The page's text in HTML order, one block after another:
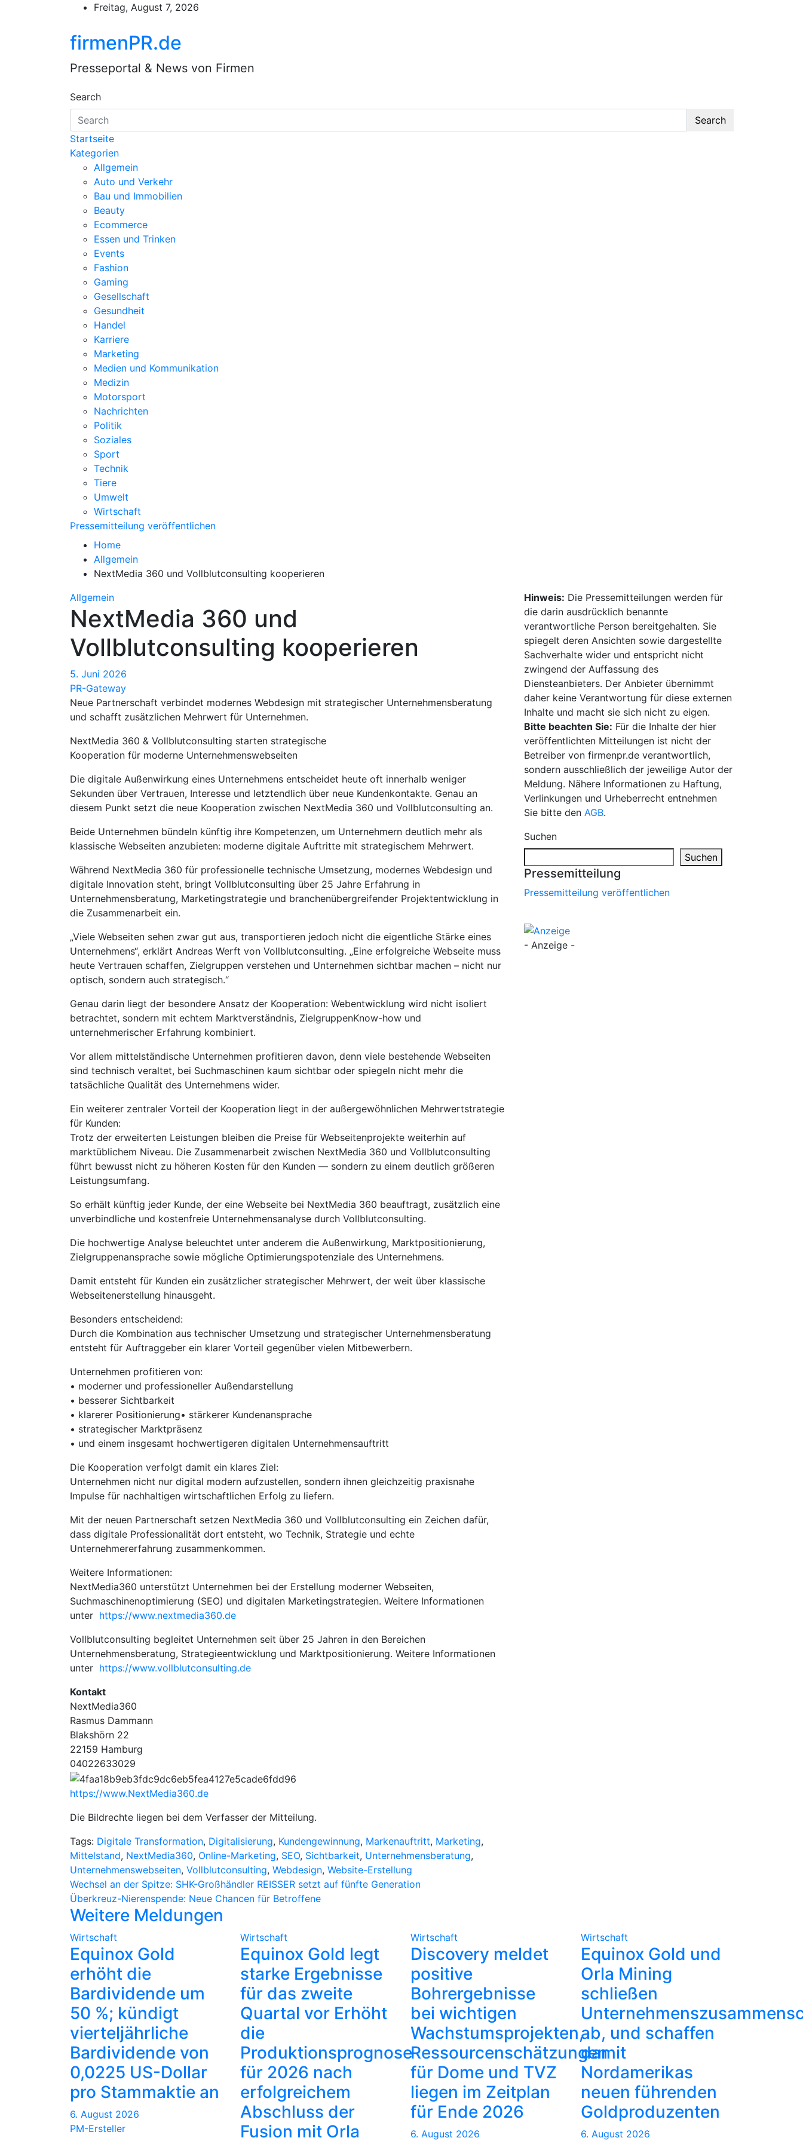
Freitag, August 7, 2026
firmenPR.de
Presseportal & News von Firmen
Search
Search
Startseite
Kategorien
Allgemein
Auto und Verkehr
Bau und Immobilien
Beauty
Ecommerce
Essen und Trinken
Events
Fashion
Gaming
Gesellschaft
Gesundheit
Handel
Karriere
Marketing
Medien und Kommunikation
Medizin
Motorsport
Nachrichten
Politik
Soziales
Sport
Technik
Tiere
Umwelt
Wirtschaft
Pressemitteilung veröffentlichen
Home
Allgemein
NextMedia 360 und Vollblutconsulting kooperieren
Allgemein
NextMedia 360 und
Vollblutconsulting kooperieren
5. Juni 2026
PR-Gateway
Neue Partnerschaft verbindet modernes Webdesign mit strategischer Unternehmensberatung
und schafft zusätzlichen Mehrwert für Unternehmen.
NextMedia 360 & Vollblutconsulting starten strategische
Kooperation für moderne Unternehmenswebseiten
Die digitale Außenwirkung eines Unternehmens entscheidet heute oft innerhalb weniger
Sekunden über Vertrauen, Interesse und letztendlich über neue Kundenkontakte. Genau an
diesem Punkt setzt die neue Kooperation zwischen NextMedia 360 und Vollblutconsulting an.
Beide Unternehmen bündeln künftig ihre Kompetenzen, um Unternehmern deutlich mehr als
klassische Webseiten anzubieten: moderne digitale Auftritte mit strategischem Mehrwert.
Während NextMedia 360 für professionelle technische Umsetzung, modernes Webdesign und
digitale Innovation steht, bringt Vollblutconsulting über 25 Jahre Erfahrung in
Unternehmensberatung, Marketingstrategie und branchenübergreifender Projektentwicklung in
die Zusammenarbeit ein.
„Viele Webseiten sehen zwar gut aus, transportieren jedoch nicht die eigentliche Stärke eines
Unternehmens“, erklärt Andreas Werft von Vollblutconsulting. „Eine erfolgreiche Webseite muss
heute Vertrauen schaffen, Zielgruppen verstehen und Unternehmen sichtbar machen – nicht nur
optisch, sondern auch strategisch.“
Genau darin liegt der besondere Ansatz der Kooperation: Webentwicklung wird nicht isoliert
betrachtet, sondern mit echtem Marktverständnis, ZielgruppenKnow-how und
unternehmerischer Erfahrung kombiniert.
Vor allem mittelständische Unternehmen profitieren davon, denn viele bestehende Webseiten
sind technisch veraltet, bei Suchmaschinen kaum sichtbar oder spiegeln nicht mehr die
tatsächliche Qualität des Unternehmens wider.
Ein weiterer zentraler Vorteil der Kooperation liegt in der außergewöhnlichen Mehrwertstrategie
für Kunden:
Trotz der erweiterten Leistungen bleiben die Preise für Webseitenprojekte weiterhin auf
marktüblichem Niveau. Die Zusammenarbeit zwischen NextMedia 360 und Vollblutconsulting
führt bewusst nicht zu höheren Kosten für den Kunden — sondern zu einem deutlich größeren
Leistungsumfang.
So erhält künftig jeder Kunde, der eine Webseite bei NextMedia 360 beauftragt, zusätzlich eine
unverbindliche und kostenfreie Unternehmensanalyse durch Vollblutconsulting.
Die hochwertige Analyse beleuchtet unter anderem die Außenwirkung, Marktpositionierung,
Zielgruppenansprache sowie mögliche Optimierungspotenziale des Unternehmens.
Damit entsteht für Kunden ein zusätzlicher strategischer Mehrwert, der weit über klassische
Webseitenerstellung hinausgeht.
Besonders entscheidend:
Durch die Kombination aus technischer Umsetzung und strategischer Unternehmensberatung
entsteht für Auftraggeber ein klarer Vorteil gegenüber vielen Mitbewerbern.
Unternehmen profitieren von:
• moderner und professioneller Außendarstellung
• besserer Sichtbarkeit
• klarerer Positionierung• stärkerer Kundenansprache
• strategischer Marktpräsenz
• und einem insgesamt hochwertigeren digitalen Unternehmensauftritt
Die Kooperation verfolgt damit ein klares Ziel:
Unternehmen nicht nur digital modern aufzustellen, sondern ihnen gleichzeitig praxisnahe
Impulse für nachhaltigen wirtschaftlichen Erfolg zu liefern.
Mit der neuen Partnerschaft setzen NextMedia 360 und Vollblutconsulting ein Zeichen dafür,
dass digitale Professionalität dort entsteht, wo Technik, Strategie und echte
Unternehmererfahrung zusammenkommen.
Weitere Informationen:
NextMedia360 unterstützt Unternehmen bei der Erstellung moderner Webseiten,
Suchmaschinenoptimierung (SEO) und digitalen Marketingstrategien. Weitere Informationen
unter https://www.nextmedia360.de
Vollblutconsulting begleitet Unternehmen seit über 25 Jahren in den Bereichen
Unternehmensberatung, Strategieentwicklung und Marktpositionierung. Weitere Informationen
unter https://www.vollblutconsulting.de
Kontakt
NextMedia360
Rasmus Dammann
Blakshörn 22
22159 Hamburg
04022633029
https://www.NextMedia360.de
Die Bildrechte liegen bei dem Verfasser der Mitteilung.
Tags: Digitale Transformation, Digitalisierung, Kundengewinnung, Markenauftritt, Marketing,
Mittelstand, NextMedia360, Online-Marketing, SEO, Sichtbarkeit, Unternehmensberatung,
Unternehmenswebseiten, Vollblutconsulting, Webdesign, Website-Erstellung
Beitragsnavigation
Wechsel an der Spitze: SHK-Großhändler REISSER setzt auf fünfte Generation
Überkreuz-Nierenspende: Neue Chancen für Betroffene
Hinweis: Die Pressemitteilungen werden für
die darin ausdrücklich benannte
verantwortliche Person bereitgehalten. Sie
spiegelt deren Ansichten sowie dargestellte
Sachverhalte wider und entspricht nicht
zwingend der Auffassung des
Diensteanbieters. Der Anbieter übernimmt
daher keine Verantwortung für diese externen
Inhalte und macht sie sich nicht zu eigen.
Bitte beachten Sie: Für die Inhalte der hier
veröffentlichten Mitteilungen ist nicht der
Betreiber von firmenpr.de verantwortlich,
sondern ausschließlich der jeweilige Autor der
Meldung. Nähere Informationen zu Haftung,
Verlinkungen und Urheberrecht entnehmen
Sie bitte den AGB.
Suchen
Suchen
Pressemitteilung
Pressemitteilung veröffentlichen
- Anzeige -
Weitere Meldungen
Wirtschaft
Equinox Gold
erhöht die
Bardividende um
50 %; kündigt
vierteljährliche
Bardividende von
0,0225 US-Dollar
pro Stammaktie an
6. August 2026
PM-Ersteller
Wirtschaft
Equinox Gold legt
starke Ergebnisse
für das zweite
Quartal vor Erhöht
die
Produktionsprognose
für 2026 nach
erfolgreichem
Abschluss der
Fusion mit Orla
Wirtschaft
Discovery meldet
positive
Bohrergebnisse
bei wichtigen
Wachstumsprojekten,
Ressourcenschätzungen
für Dome und TVZ
liegen im Zeitplan
für Ende 2026
6. August 2026
Wirtschaft
Equinox Gold und
Orla Mining
schließen
ab, und schaffen
damit
Nordamerikas
neuen führenden
Goldproduzenten
6. August 2026